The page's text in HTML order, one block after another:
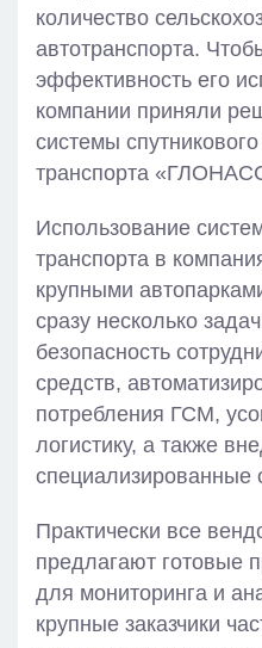
количество
автотранспорта.
эффективность его
компании приняли
системы
транспорта
Использование
транспорта в
крупными
сразу несколько
безопасность
средств,
потребления ГСМ,
логистику, а также
Практически все
предлагают готовые
для мониторинга и
крупные заказчики